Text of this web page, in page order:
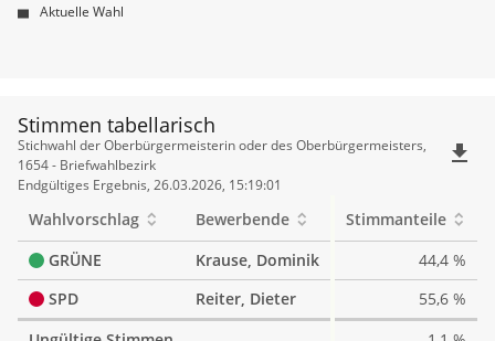
Aktuelle Wahl
Stimmen tabellarisch
Stimmen
tabellarisch
Stichwahl der Oberbürgermeisterin oder des Oberbürgermeisters,
1654 - Briefwahlbezirk
Endgültiges Ergebnis, 26.03.2026, 15:19:01
file_download
Wahlvorschlag Bewerbende
Stimmanteile
GRÜNE
Krause, Dominik
44,4 %
SPD
Reiter, Dieter
55,6 %